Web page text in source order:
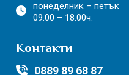
понеделник – петък
09.00 – 18.00ч.
Контакти
0889 89 68 87